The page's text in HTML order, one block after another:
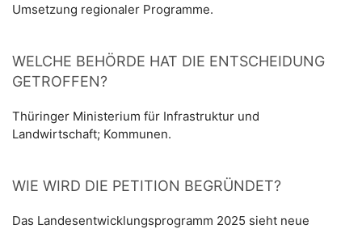
Umsetzung regionaler Programme.
WELCHE BEHÖRDE HAT DIE ENTSCHEIDUNG
GETROFFEN?
Thüringer Ministerium für Infrastruktur und
Landwirtschaft; Kommunen.
WIE WIRD DIE PETITION BEGRÜNDET?
Das Landesentwicklungsprogramm 2025 sieht neue